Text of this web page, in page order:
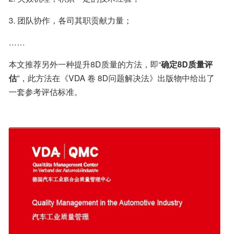
3. 团队协作，各司其职贡献力量；
……
本文推荐另外一种提升8D质量的方法，即“确定8D质量评
估”，此方法在《VDA 卷 8D问题解决法》出版物中给出了
一套参考评估标准。